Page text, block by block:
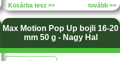
Kosárba tesz >> tovább >>
Max Motion Pop Up bojli 16-20
mm 50 g - Nagy Hal